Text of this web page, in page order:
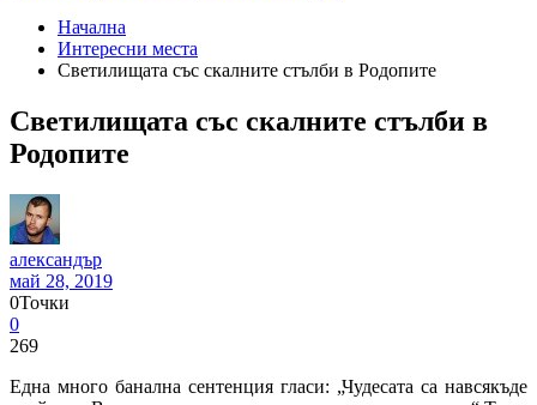
Начална
Интересни места
Светилищата със скалните стълби в Родопите
Светилищата със скалните стълби в
Родопите
александър
май 28, 2019
0Точки
0
269
Една много банална сентенция гласи: „Чудесата са навсякъде